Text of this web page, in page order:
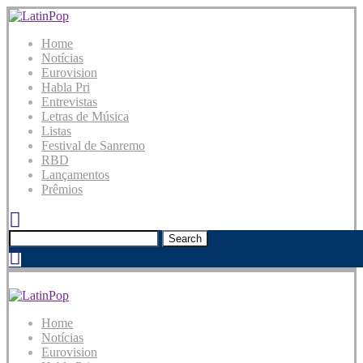
Home
Notícias
Eurovision
Habla Pri
Entrevistas
Letras de Música
Listas
Festival de Sanremo
RBD
Lançamentos
Prêmios
Search
Home
Notícias
Eurovision